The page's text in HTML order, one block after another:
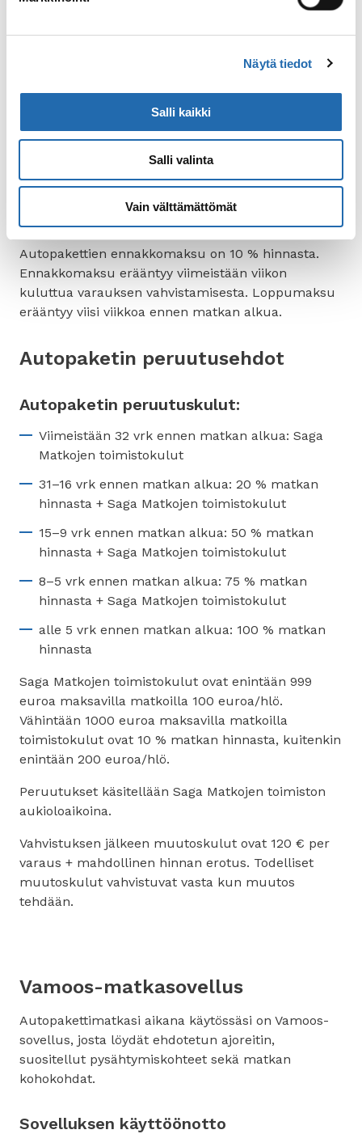
Näytä tiedot
Salli kaikki
Salli valinta
Vain välttämättömät
mahdollisuuden lisämaksulliseen illalliseen.
tarjoillaan usein klo 19 ja klo 22 välillä. Illallinen on
Kaikki majoituspaikat ovat savuttomia.
Autopaketin maksuehdot
Autopakettien ennakkomaksu on 10 % hinnasta.
Ennakkomaksu erääntyy viimeistään viikon
kuluttua varauksen vahvistamisesta. Loppumaksu
erääntyy viisi viikkoa ennen matkan alkua.
Autopaketin peruutusehdot
Autopaketin peruutuskulut:
Viimeistään 32 vrk ennen matkan alkua: Saga
Matkojen toimistokulut
31–16 vrk ennen matkan alkua: 20 % matkan
hinnasta + Saga Matkojen toimistokulut
15–9 vrk ennen matkan alkua: 50 % matkan
hinnasta + Saga Matkojen toimistokulut
8–5 vrk ennen matkan alkua: 75 % matkan
hinnasta + Saga Matkojen toimistokulut
alle 5 vrk ennen matkan alkua: 100 % matkan
hinnasta
Saga Matkojen toimistokulut ovat enintään 999
euroa maksavilla matkoilla 100 euroa/hlö.
Vähintään 1000 euroa maksavilla matkoilla
toimistokulut ovat 10 % matkan hinnasta, kuitenkin
enintään 200 euroa/hlö.
Peruutukset käsitellään Saga Matkojen toimiston
aukioloaikoina.
Vahvistuksen jälkeen muutoskulut ovat 120 € per
varaus + mahdollinen hinnan erotus. Todelliset
muutoskulut vahvistuvat vasta kun muutos
tehdään.
Vamoos-matkasovellus
Autopakettimatkasi aikana käytössäsi on Vamoos-
sovellus, josta löydät ehdotetun ajoreitin,
suositellut pysähtymiskohteet sekä matkan
kohokohdat.
Sovelluksen käyttöönotto